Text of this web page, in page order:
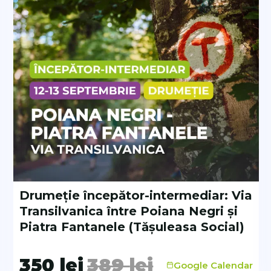
Ducan High GTX, Salewa Mountain Trainer
Drumeție începător-intermediar: Via
Transilvanica între Poiana Negri și
Piatra Fantanele (Tășuleasa Social)
350 lei389lei Google Calendar